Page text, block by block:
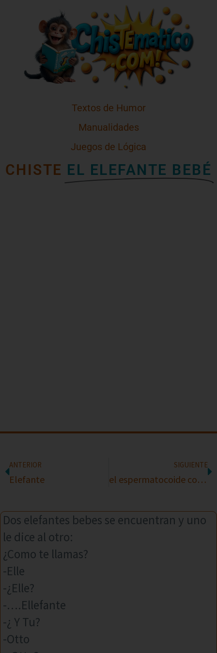
Textos de Humor
Manualidades
Juegos de Lógica
CHISTE EL ELEFANTE BEBÉ
ANTERIOR
Elefante
SIGUIENTE
el espermatocoide con cartera
Dos elefantes bebes se encuentran y uno
le dice al otro:
¿Como te llamas?
-Elle
-¿Elle?
-….Ellefante
-¿ Y Tu?
-Otto